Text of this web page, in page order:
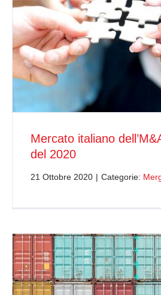
Mercato italiano
del 2020
21 Ottobre 2020 | Categorie: